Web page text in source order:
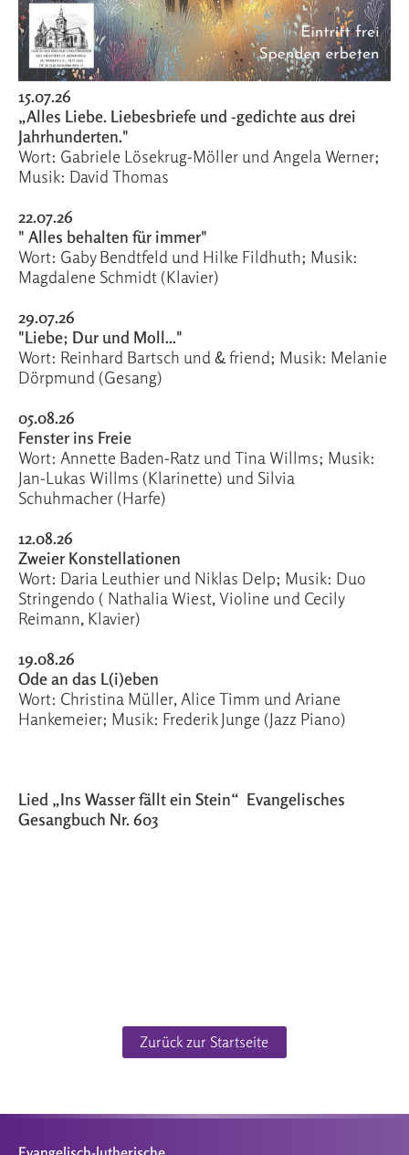
15.07.26
„Alles Liebe. Liebesbriefe und -gedichte aus drei
Jahrhunderten."
Wort: Gabriele Lösekrug-Möller und Angela Werner;
Musik: David Thomas
22.07.26
" Alles behalten für immer"
Wort: Gaby Bendtfeld und Hilke Fildhuth; Musik:
Magdalene Schmidt (Klavier)
29.07.26
"Liebe; Dur und Moll..."
Wort: Reinhard Bartsch und & friend; Musik: Melanie
Dörpmund (Gesang)
05.08.26
Fenster ins Freie
Wort: Annette Baden-Ratz und Tina Willms; Musik:
Jan-Lukas Willms (Klarinette) und Silvia
Schuhmacher (Harfe)
12.08.26
Zweier Konstellationen
Wort: Daria Leuthier und Niklas Delp; Musik: Duo
Stringendo ( Nathalia Wiest, Violine und Cecily
Reimann, Klavier)
19.08.26
Ode an das L(i)eben
Wort: Christina Müller, Alice Timm und Ariane
Hankemeier; Musik: Frederik Junge (Jazz Piano)
Lied „Ins Wasser fällt ein Stein“ Evangelisches
Gesangbuch Nr. 603
Zurück zur Startseite